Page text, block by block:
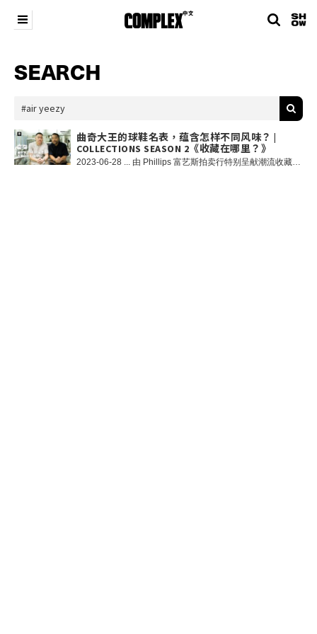
SEARCH
曲奇大王的球鞋名表，蕴含怎样不同风味？ |
COLLECTIONS SEASON 2《收藏在哪里？》
2023-06-28 ... 由 Phillips 富艺斯拍卖行特别呈献潮流收藏文化探索节目《COLLECTIONS》（收藏在哪里？）第二季正式上架。新一集，我们走访香港最最火曲奇店 @cookie.dpt，请来创办人 @fang2k 分享他的创业历程和收藏心得。加州长大，回到香港发展的 Wil Fang 是个不折不扣「Third Culture Kid」，正是他身上那些不一样的文化背景让 Wil 有了把他最爱的曲奇带到香港街头的想法，本集 《COLLECTIONS》率先从超人气的曲奇店 COOKIE DEPT 出发，探索 Wil Fang 的收藏，由各代 Air Jordan，Air Yeezy，还有由 MJ 本人上脚亲自签名的 Air Jordan 13 到腕表世界中的终极收藏 Patek Philippe Nautilus 5711！在与所有人都与众不同的 Cookie Recipe 中，究竟藏着怎样不同风味？马上前往 COMPLEX 中文 Bilibili 频道收看吧！ - 《COLLECTIONS》以 COMPLEX 经典节目《Closets》为蓝本，我们将继续与潮流文化界的 OG 和新世代收藏家们做交流，探索收藏家及他们最引以为傲的藏品背后的文化和故事，本季嘉宾包括：香港潮流教父葛民辉、潮流 Icon 余文乐、《Vogue》台湾主编孙怡、Cookie DPT 创始人Wil Fang 等，你最期待看到哪一位的收藏？ - 关于 Phillips 富艺斯 富艺斯拍卖行（Phillips）为全球首屈一指的二十及廿一世纪艺术与设计品交易平台，在二十世纪及当代艺术、设计、摄影、版本作品、名表及珠宝各方面均具丰富经验，致力为收藏家提供专业卓越的服务及意见。富艺斯于纽约、伦敦、日内瓦及香港均设有拍卖中心。 富艺斯香港秋季拍卖即将于 11 月 27 日至 12 月 1日在金钟 JW 万豪酒店举行，呈献二十世纪及当代艺术和设计佳作、珍贵名表及精美珠宝。观看拍卖直播、浏览电子图录及参与网络竞投请浏览 www.phillips.com 及 Instagram：@phillipsauction。